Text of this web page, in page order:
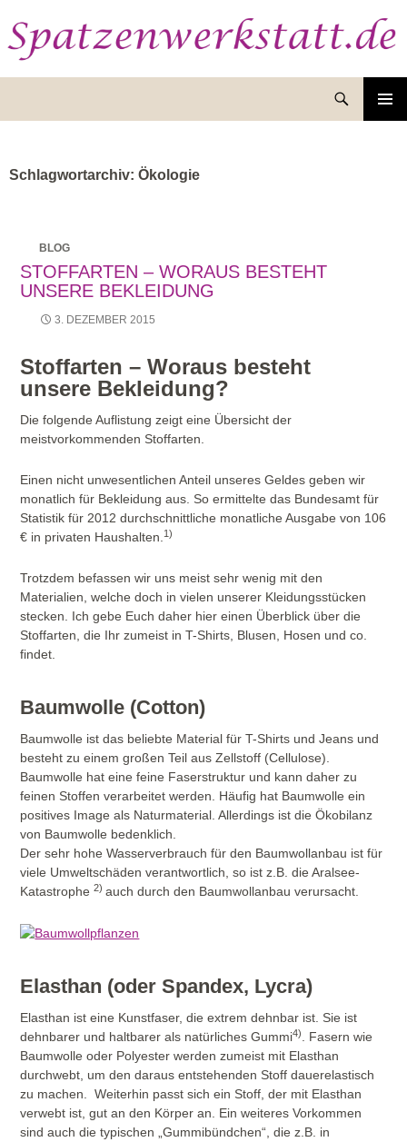
Schlagwortarchiv: Ökologie
BLOG
STOFFARTEN – WORAUS BESTEHT
UNSERE BEKLEIDUNG
3. DEZEMBER 2015
Stoffarten – Woraus besteht
unsere Bekleidung?
Die folgende Auflistung zeigt eine Übersicht der
meistvorkommenden Stoffarten.
Einen nicht unwesentlichen Anteil unseres Geldes geben wir
monatlich für Bekleidung aus. So ermittelte das Bundesamt für
Statistik für 2012 durchschnittliche monatliche Ausgabe von 106
€ in privaten Haushalten.1)
Trotzdem befassen wir uns meist sehr wenig mit den
Materialien, welche doch in vielen unserer Kleidungsstücken
stecken. Ich gebe Euch daher hier einen Überblick über die
Stoffarten, die Ihr zumeist in T-Shirts, Blusen, Hosen und co.
findet.
Baumwolle (Cotton)
Baumwolle ist das beliebte Material für T-Shirts und Jeans und
besteht zu einem großen Teil aus Zellstoff (Cellulose).
Baumwolle hat eine feine Faserstruktur und kann daher zu
feinen Stoffen verarbeitet werden. Häufig hat Baumwolle ein
positives Image als Naturmaterial. Allerdings ist die Ökobilanz
von Baumwolle bedenklich.
Der sehr hohe Wasserverbrauch für den Baumwollanbau ist für
viele Umweltschäden verantwortlich, so ist z.B. die Aralsee-
Katastrophe2) auch durch den Baumwollanbau verursacht.
Elasthan (oder Spandex, Lycra)
Elasthan ist eine Kunstfaser, die extrem dehnbar ist. Sie ist
dehnbarer und haltbarer als natürliches Gummi4)
. Fasern wie
Baumwolle oder Polyester werden zumeist mit Elasthan
durchwebt, um den daraus entstehenden Stoff dauerelastisch
zu machen. Weiterhin passt sich ein Stoff, der mit Elasthan
verwebt ist, gut an den Körper an. Ein weiteres Vorkommen
sind auch die typischen „Gummibündchen“, die z.B. in